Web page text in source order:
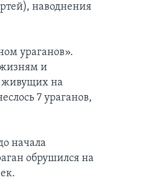
наводнения
ураганов».
и
живущих на
7 ураганов,
начала
обрушился на